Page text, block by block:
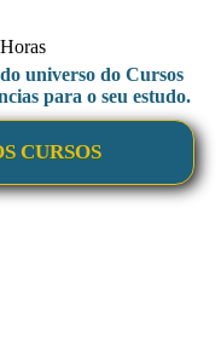
universo do Cursos
para o seu estudo.
CURSOS